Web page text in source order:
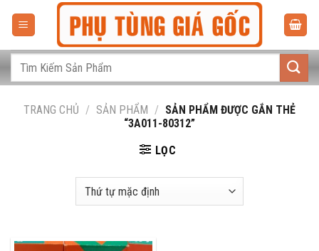
dungTìm
TRANG CHỦ / SẢN PHẨM / SẢN PHẨM ĐƯỢC GẮN THẺ
“3A011-80312”
LỌC